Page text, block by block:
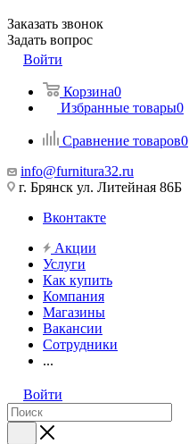
Заказать звонок
Задать вопрос
Войти
Корзина0
Избранные товары0
Сравнение товаров0
info@furnitura32.ru
г. Брянск ул. Литейная 86Б
Вконтакте
Акции
Услуги
Как купить
Компания
Магазины
Вакансии
Сотрудники
...
Войти